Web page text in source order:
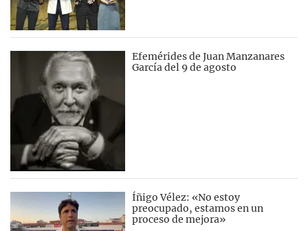
Efemérides de Juan Manzanares
García del 9 de agosto
Íñigo Vélez: «No estoy
preocupado, estamos en un
proceso de mejora»